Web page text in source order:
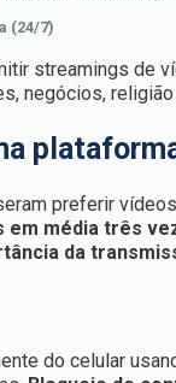
(24/7)
streamings de
negócios,
preferir
média três
da
do celular